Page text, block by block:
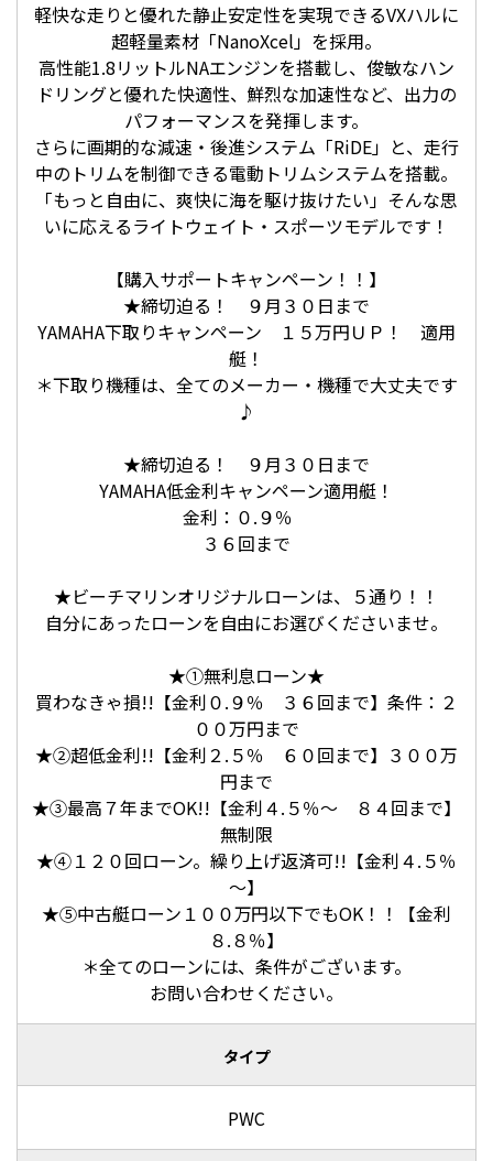
軽快な走りと優れた静止安定性を実現できるVXハルに
超軽量素材「NanoXcel」を採用。
高性能1.8リットルNAエンジンを搭載し、俊敏なハン
ドリングと優れた快適性、鮮烈な加速性など、出力の
パフォーマンスを発揮します。
さらに画期的な減速・後進システム「RiDE」と、走行
中のトリムを制御できる電動トリムシステムを搭載。
「もっと自由に、爽快に海を駆け抜けたい」そんな思
いに応えるライトウェイト・スポーツモデルです！
【購入サポートキャンペーン！！】
★締切迫る！ ９月３０日まで
YAMAHA下取りキャンペーン １５万円ＵＰ！ 適用
艇！
＊下取り機種は、全てのメーカー・機種で大丈夫です
♪
★締切迫る！ ９月３０日まで
YAMAHA低金利キャンペーン適用艇！
金利：０.９％
３６回まで
★ビーチマリンオリジナルローンは、５通り！！
自分にあったローンを自由にお選びくださいませ。
★①無利息ローン★
買わなきゃ損!!【金利０.９％ ３６回まで】条件：２
００万円まで
★②超低金利!!【金利２.５％ ６０回まで】３００万
円まで
★③最高７年までOK!!【金利４.５％～ ８４回まで】
無制限
★④１２０回ローン。繰り上げ返済可!!【金利４.５％
～】
★⑤中古艇ローン１００万円以下でもOK！！【金利
８.８％】
＊全てのローンには、条件がございます。
お問い合わせください。
タイプ
PWC